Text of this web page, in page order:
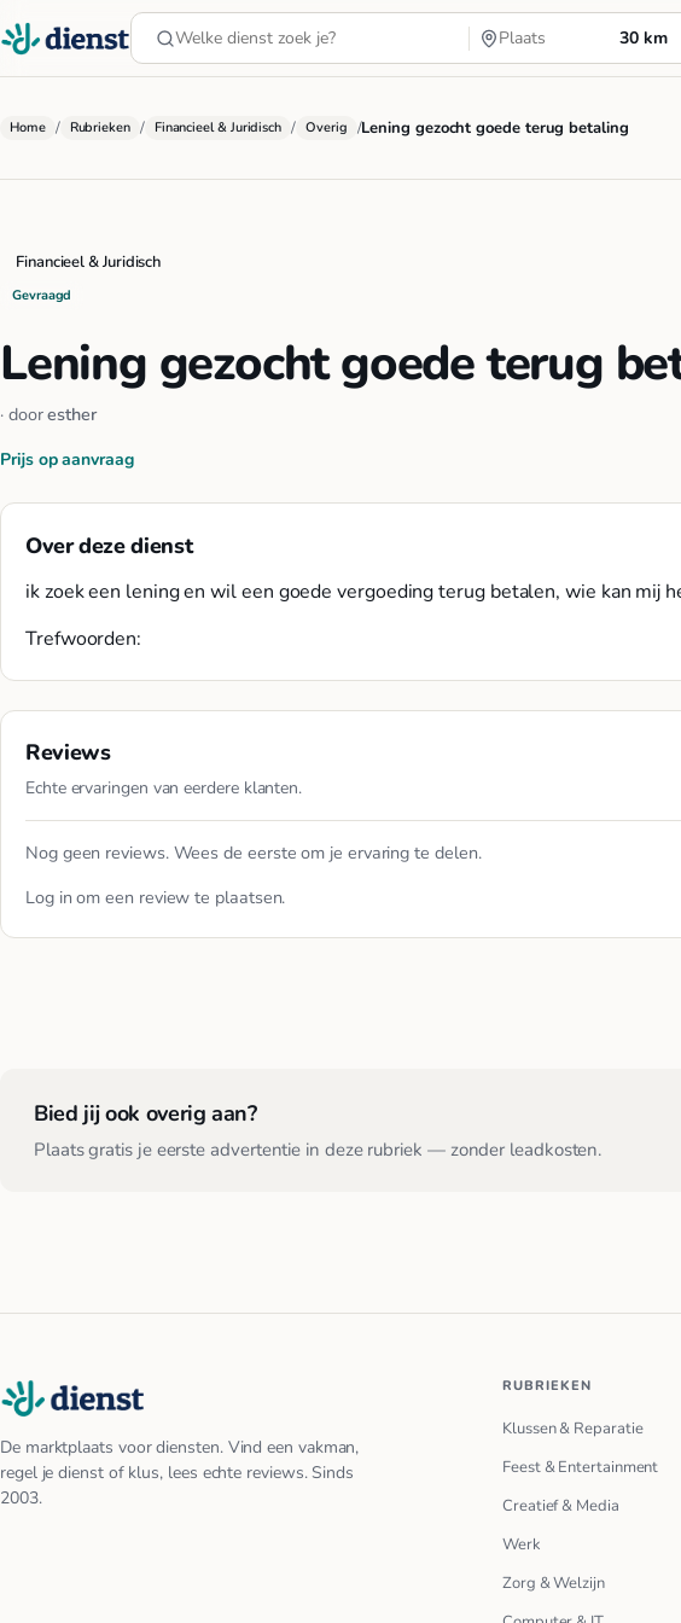
Home / Rubrieken / Financieel & Juridisch / Overig /Lening gezocht goede terug betaling
Financieel & Juridisch
Gevraagd
Lening gezocht goede terug
· dooresther
Prijs op aanvraag
Over deze dienst
ik zoek een lening en wil een goede vergoeding terug betalen, wie kan mij
Trefwoorden:
Reviews
Echte ervaringen van eerdere klanten.
Nog geen reviews. Wees de eerste om je ervaring te delen.
Log in om een review te plaatsen.
Bied jij ook overig aan?
Plaats gratis je eerste advertentie in deze rubriek — zonder leadkosten.
De marktplaats voor diensten. Vind een vakman,
regel je dienst of klus, lees echte reviews. Sinds
2003.
RUBRIEKEN
Klussen & Reparatie
Feest & Entertainment
Creatief & Media
Werk
Zorg & Welzijn